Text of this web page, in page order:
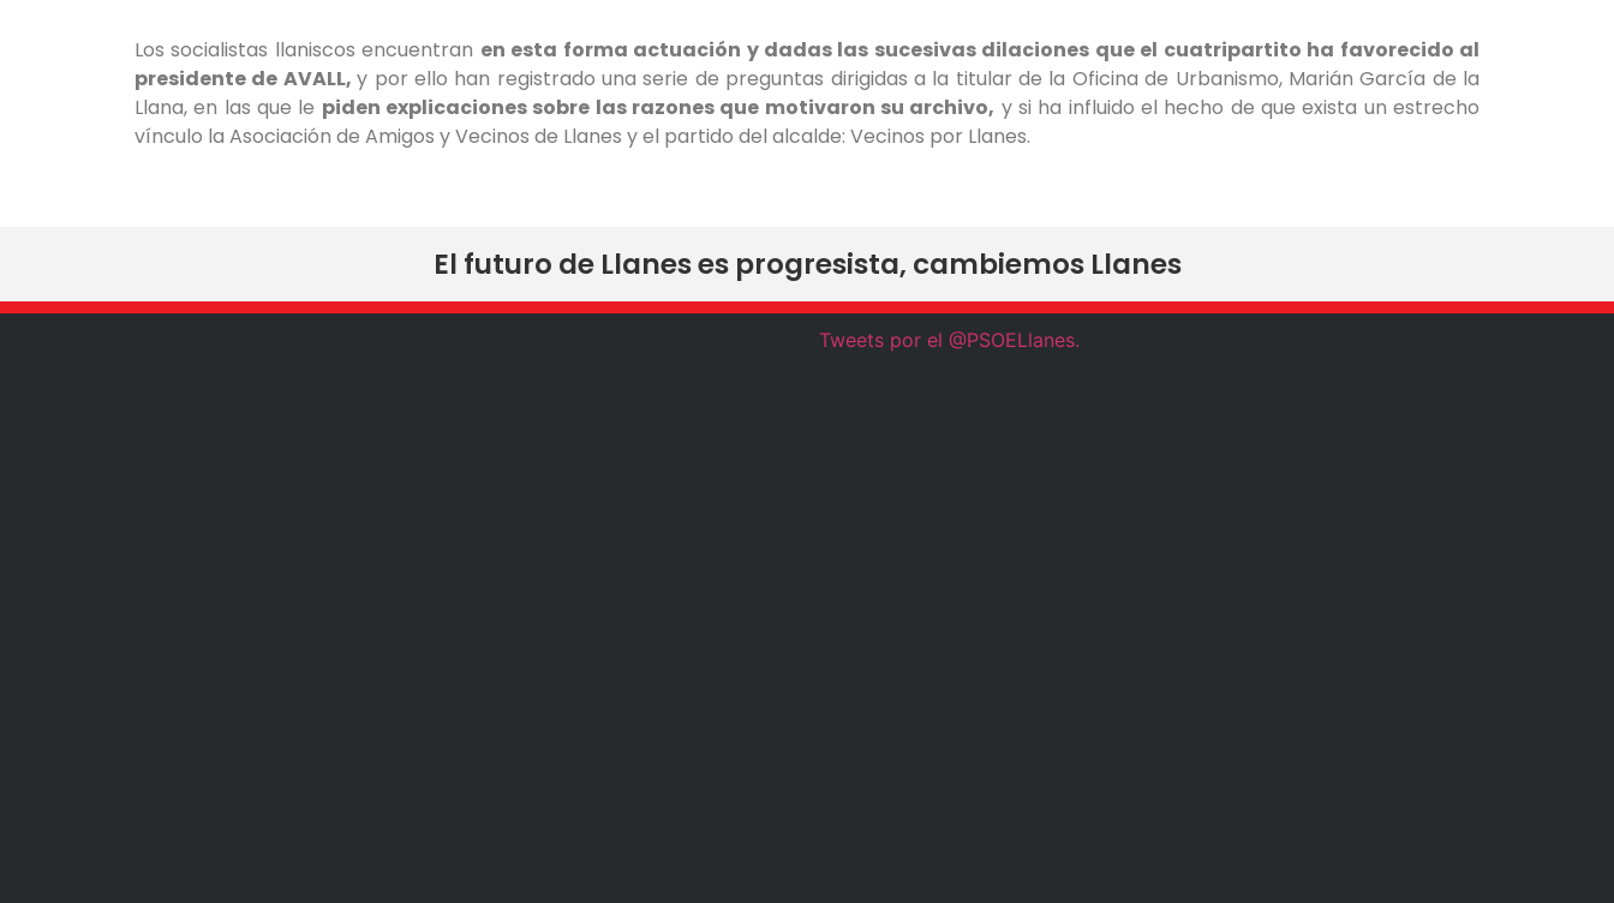
Los socialistas llaniscos encuentran en esta forma actuación y dadas las sucesivas dilaciones que el cuatripartito ha favorecido al
presidente de AVALL,y por ello han registrado una serie de preguntas dirigidas a la titular de la Oficina de Urbanismo, Marián García de la
Llana, en las que le piden explicaciones sobre las razones que motivaron su archivo, y si ha influido el hecho de que exista un estrecho
vínculo la Asociación de Amigos y Vecinos de Llanes y el partido del alcalde: Vecinos por Llanes.
El futuro de Llanes es progresista, cambiemos Llanes
Tweets por el @PSOELlanes.